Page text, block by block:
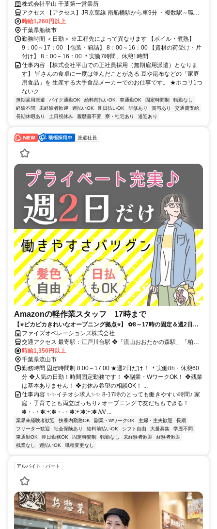
モクモク作業／無料送迎あり／土日休み(金土休み)・年休120日／1日7h
勤務・残業ほぼゼロ／半年後時給50円アップ／20代～40代の男女活躍中
株式会社平山 千葉第一営業所
アクセス 【アクセス】JR京葉線 南船橋駅から車9分 ・複数駅～職場
まで無料送迎バスあり (新習志野駅、津田沼駅、京成津田沼駅)
時給1,260円以上
千葉県船橋市
勤務時間 ＜日勤＞ ※工程先によって異なります 【ボイル・煮熟】
9：00～17：00 【包装・箱詰】 8：00～16：00 【資材の荷受け・片
付け】 8：00～16：00 ＊実働7時間、休憩1時間...
仕事内容 【株式会社平山での正社員採用（無期雇用派遣）となりま
す】 皆さんの食卓に一度は並んだことがある 豆や昆布などの「家庭
用食品」を 生産する大手食品メーカーでのお仕事です。 ★ホコリ1つ
ないク...
無期雇用派遣 バイク通勤OK 給料前払いOK 車通勤OK 固定時間制
転勤なし
経験不問
未経験者歓迎 週払いOK 即日払いOK 研修あり 賞与あり
交通費支給
長期休暇あり
土日祝休み 履歴書不要 寮・社宅あり 送迎あり
派遣社員
Amazonの軽作業スタッフ 17時まで
【⭐️ピカピカきれいなオープニング拠点⭐️】 ✿8～17時の固定＆週2日だ
け♪ ✿服・髪自由！ ✿車通勤OK！無料の送迎もあり！
ファイズオペレーションズ株式会社
交通アクセス 最寄駅：江戸川台駅 ❖「流山おおたかの森駅」「柏
駅」「南流山駅」より無料送迎バスあり ❖車通勤OK（無料駐車場あ
り） ❖自転車通勤OK （バイク通勤不可） 【勤務地】 アマゾン流山
おおたかの森FC ＊流山市・柏市・松戸市・野田市・我孫子市・三郷
市・船橋市・取手市・市川市・鎌ケ谷市・越谷市・東京都足立区・葛
飾区・守谷市・春日部市・吉川市など、千葉県内はもちろん、埼玉
県・東京都から通うスタッフもいますよ！
時給1,350円以上
千葉県流山市
勤務時間 固定時間制 8:00～17:00 ★週2日だけ！ ＊実働8h・休憩60
分 ❖人気の日勤！時間固定勤務です！ ❖副業・WワークOK！ ❖残業
は基本ありません！ ❖お休み希望の相談OK！ ...
仕事内容 ✨️✨️イチオシ求人✨️✨️ 8-17時のとっても働きやすい時間♪ 家
庭・子育てとも両立ばっちり♪ オープニングで友だちもできる！
✽・-・✽:+:✽・-・✽:+:✽:+:✽ ///// ...
業界未経験者歓迎 扶養内勤務OK 副業・WワークOK 主婦・主夫歓迎
長期
フリーター歓迎
社会保険あり 給料前払いOK シフト自由 大量募集
学歴不問
車通勤OK
即日勤務OK 固定時間制 転勤なし 未経験者歓迎
経験者歓迎
残業なし
週払いOK 職種変更なし
アルバイト・パート